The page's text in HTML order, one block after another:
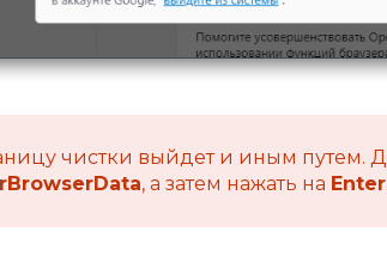
чистки выйдет и иным путем.
, а затем нажать на Enter